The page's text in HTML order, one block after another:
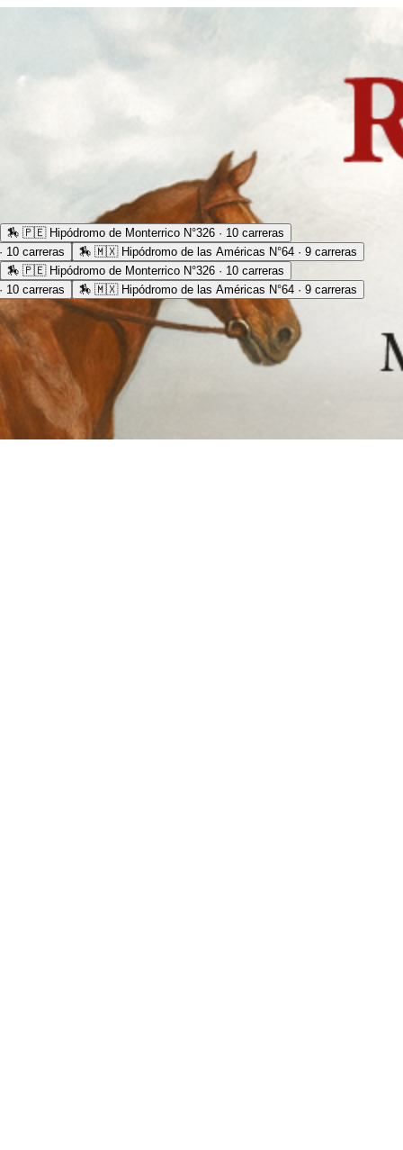
🏇 🇵🇪 Hipódromo de Monterrico N°326 · 10 carreras
10 carreras
🏇 🇲🇽 Hipódromo de las Américas N°64 · 9 carreras
🏇 🇵🇪 Hipódromo de Monterrico N°326 · 10 carreras
10 carreras
🏇 🇲🇽 Hipódromo de las Américas N°64 · 9 carreras